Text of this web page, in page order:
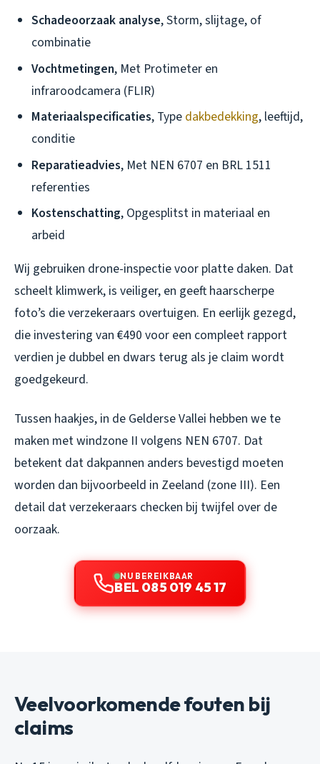
Schadeoorzaak analyse, Storm, slijtage, of
combinatie
Vochtmetingen, Met Protimeter en
infraroodcamera (FLIR)
Materiaalspecificaties, Type dakbedekking, leeftijd,
conditie
Reparatieadvies, Met NEN 6707 en BRL 1511
referenties
Kostenschatting, Opgesplitst in materiaal en
arbeid
Wij gebruiken drone-inspectie voor platte daken. Dat
scheelt klimwerk, is veiliger, en geeft haarscherpe
foto’s die verzekeraars overtuigen. En eerlijk gezegd,
die investering van €490 voor een compleet rapport
verdien je dubbel en dwars terug als je claim wordt
goedgekeurd.
Tussen haakjes, in de Gelderse Vallei hebben we te
maken met windzone II volgens NEN 6707. Dat
betekent dat dakpannen anders bevestigd moeten
worden dan bijvoorbeeld in Zeeland (zone III). Een
detail dat verzekeraars checken bij twijfel over de
oorzaak.
NU BEREIKBAAR
BEL 085 019 45 17
Veelvoorkomende fouten bij
claims